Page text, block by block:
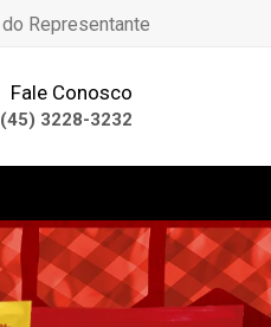
Representante
Fale Conosco
(45) 3228-3232